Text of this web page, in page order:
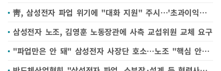
靑, 삼성전자 파업 위기에 "대화 지원" 주시…'초과이익공유' 논의 "검토 단계 아냐" 신중[한국에 무슨 일이③]
삼성전자 노조, 김영훈 노동장관에 사측 교섭위원 교체 요구
"파업만은 안 돼" 삼성전자 사장단 호소…노조 "핵심 안건 가져와야"